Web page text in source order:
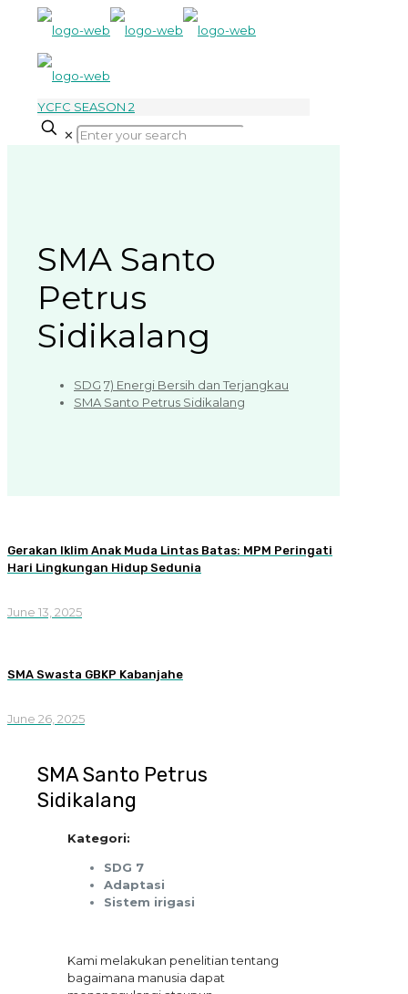
YCFC SEASON 2
✕
SMA Santo
Petrus
Sidikalang
SDG 7) Energi Bersih dan Terjangkau
SMA Santo Petrus Sidikalang
Gerakan Iklim Anak Muda Lintas Batas: MPM Peringati
Hari Lingkungan Hidup Sedunia
June 13, 2025
SMA Swasta GBKP Kabanjahe
June 26, 2025
SMA Santo Petrus
Sidikalang
Kategori:
SDG 7
Adaptasi
Sistem irigasi
Kami melakukan penelitian tentang
bagaimana manusia dapat